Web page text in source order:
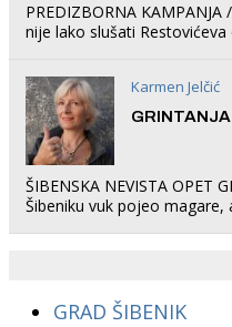
PREDIZBORNA
nije lako slušati
Karmen Jelčić
ŠIBENSKA NEVISTA OPET
Šibeniku vuk pojeo
GRAD ŠIBENIK